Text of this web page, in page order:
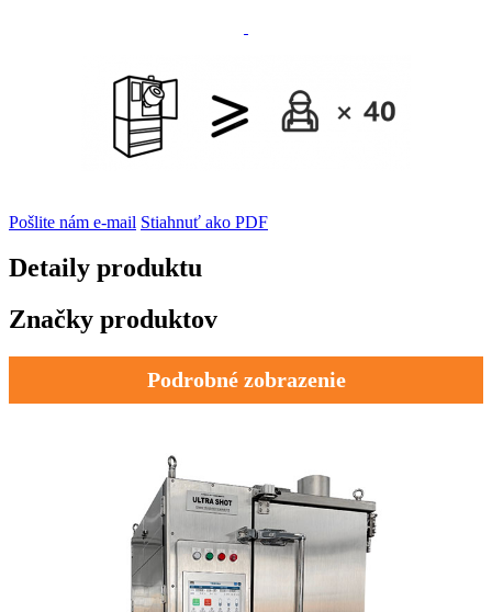
Pošlite nám e-mail Stiahnuť ako PDF
Detaily produktu
Značky produktov
Podrobné zobrazenie